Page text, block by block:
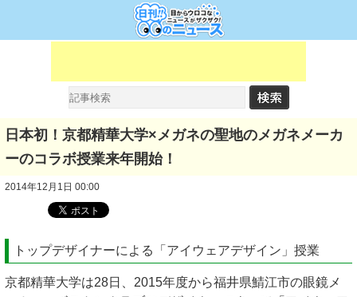
日本初！京都精華大学×メガネの聖地のメガネメーカ
ーのコラボ授業来年開始！
2014年12月1日 00:00
トップデザイナーによる「アイウェアデザイン」授業
京都精華大学は28日、2015年度から福井県鯖江市の眼鏡メ